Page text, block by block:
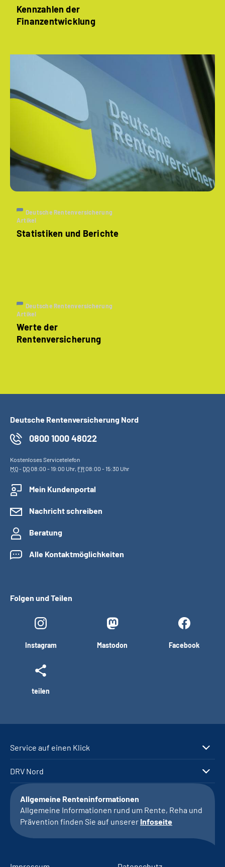
Kennzahlen der
Finanzentwicklung
Deutsche Rentenversicherung
Artikel
Statistiken und Berichte
Deutsche Rentenversicherung
Artikel
Werte der
Rentenversicherung
Deutsche Rentenversicherung Nord
0800 1000 48022
Kostenloses Servicetelefon
MO- DO08:00 - 19:00 Uhr, FR08:00 - 15:30 Uhr
Mein Kundenportal
Nachricht schreiben
Beratung
Alle Kontaktmöglichkeiten
Folgen und Teilen
Instagram Mastodon Facebook
teilen
Service auf einen Klick
DRV Nord
Allgemeine Renteninformationen
Allgemeine Informationen rund um Rente, Reha und
Prävention finden Sie auf unserer Infoseite